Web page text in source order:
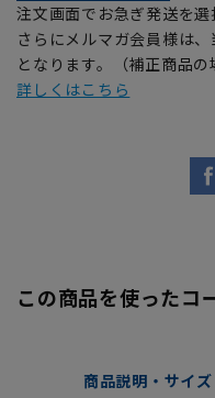
注文画面でお急ぎ発送を選
さらにメルマガ会員様は
となります。（補正商品の
詳しくはこちら
この商品を使ったコ
商品説明・サイズ